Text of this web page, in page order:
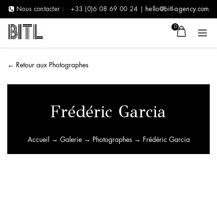
Nous contacter : +33 (0)6 08 69 00 24 | hello@bitl-agency.com
0
← Retour aux Photographes
Frédéric Garcia
Accueil → Galerie→ Photographes → Frédéric Garcia